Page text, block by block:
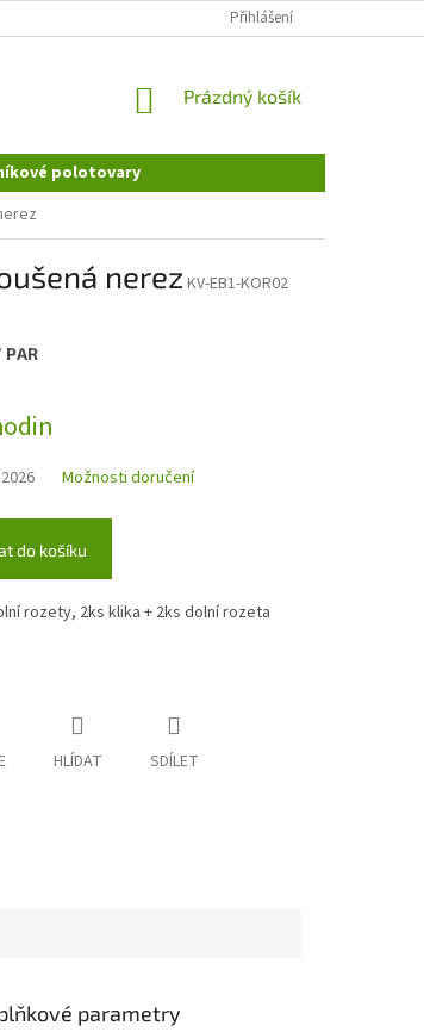
REKLAMAČNÍ ŘÁD
Přihlášení
NÁKUPNÍ
Prázdný košík
polotovary
nerez KV-EB1-KOR02
PAR
Možnosti doručení
do košíku
rozety, 2ks klika + 2ks dolní rozeta
HLÍDAT SDÍLET
parametry